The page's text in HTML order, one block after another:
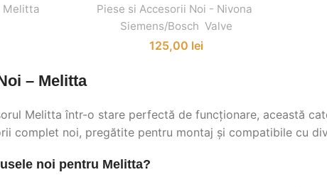
Melitta
Piese si Accesorii Noi - Nivona
Siemens/Bosch Valve
125,00 lei
– Melitta
Melitta într-o stare perfectă de funcționare, această
complet noi, pregătite pentru montaj și compatibile cu
noi pentru Melitta?